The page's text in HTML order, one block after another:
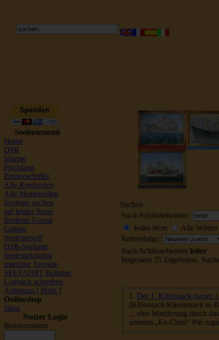
Seeleutemenü
Home
DSR
Marine
Fischfang
Binnenschiffer
Alle Reedereien
Alle Musterrollen
Seeleute suchen
auf letzter Reise
Seeleute Forum
Galerie
Seeleutetreff
DSR-Seeleute
Seeleutekatalog
maritime Termine
SEEFAHRT Beiträge
Logbuch schreiben
Anleitung [ Hilfe ]
Onlineshop
Shop
Nutzer Login
Benutzername
Suchen
Such-Schlüsselwörter:
Jedes Wort
Alle Wörter
Reihenfolge:
Such-Schlüsselwörter leiter
Insgesamt 25 Ergebnisse.
1. Der 1. Klönsnack
(Klönsnack/Kloensnack in-